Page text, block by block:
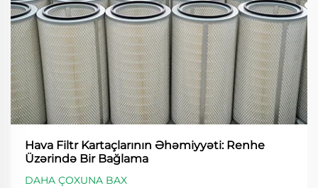
Hava Filtr Kartaçlarının Əhəmiyyəti: Renhe
Üzərində Bir Bağlama
DAHA ÇOXUNA BAX